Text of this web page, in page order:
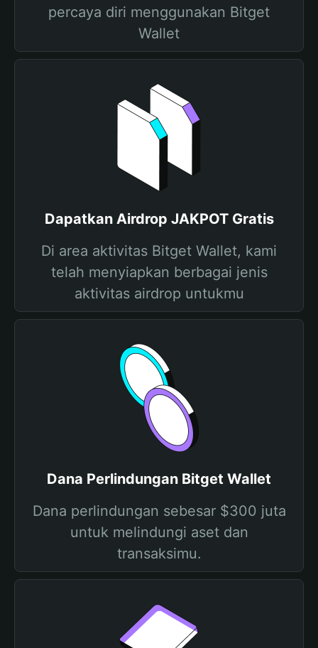
percaya diri menggunakan Bitget
Wallet
Dapatkan Airdrop JAKPOT Gratis
Di area aktivitas Bitget Wallet, kami
telah menyiapkan berbagai jenis
aktivitas airdrop untukmu
Dana Perlindungan Bitget Wallet
Dana perlindungan sebesar $300 juta
untuk melindungi aset dan
transaksimu.